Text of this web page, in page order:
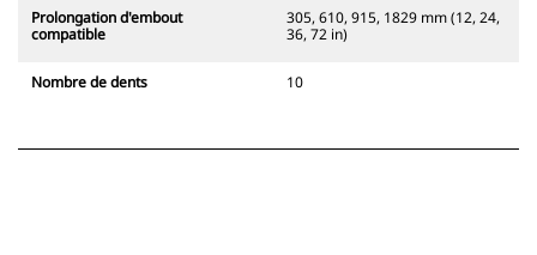
Prolongation d'embout
compatible
305, 610, 915, 1829 mm (12, 24,
36, 72 in)
Nombre de dents 10